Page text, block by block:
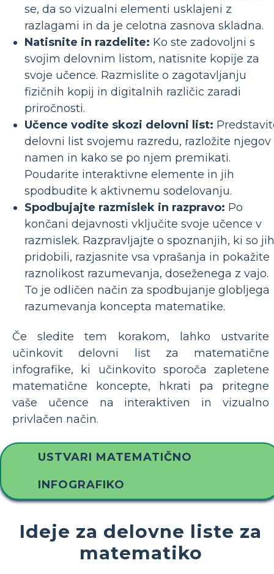
se, da so vizualni elementi usklajeni z
razlagami in da je celotna zasnova skladna.
Natisnite in razdelite: Ko ste zadovoljni s
svojim delovnim listom, natisnite kopije za
svoje učence. Razmislite o zagotavljanju
fizičnih kopij in digitalnih različic zaradi
priročnosti.
Učence vodite skozi delovni list:
delovni list svojemu razredu, razložite njegov
namen in kako se po njem premikati.
Poudarite interaktivne elemente in jih
spodbudite k aktivnemu sodelovanju.
Spodbujajte razmislek in razpravo: Po
končani dejavnosti vključite svoje učence v
razmislek. Razpravljajte o spoznanjih, ki so jih
pridobili, razjasnite vsa vprašanja in pokažite
raznolikost razumevanja, doseženega z vajo.
To je odličen način za spodbujanje globljega
razumevanja koncepta matematike.
Če sledite tem korakom, lahko ustvarite
učinkovit delovni list za matematične
infografike, ki učinkovito sporoča zapletene
matematične koncepte, hkrati pa pritegne
vaše učence na interaktiven in vizualno
privlačen način.
USTVARI MATEMATIČNO
INFOGRAFIKO
Ideje za delovne liste za
matematiko